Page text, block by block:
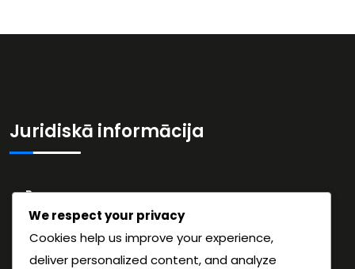
Juridiskā informācija
Par mums
Datu aizsardzības politika
Noteikumi un nosacījumi
We respect your privacy
Cookies help us improve your experience,
deliver personalized content, and analyze